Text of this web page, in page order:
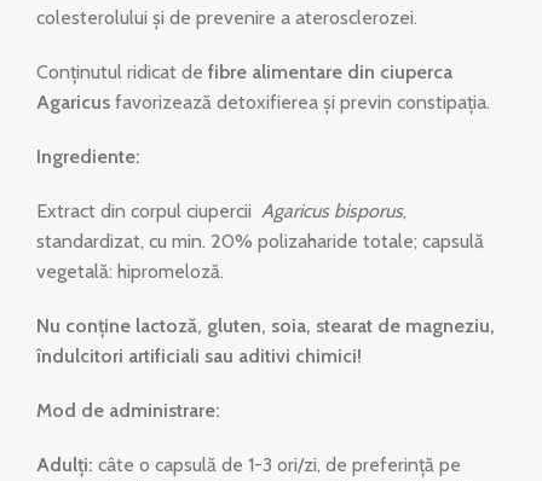
colesterolului și de prevenire a aterosclerozei.
Conținutul ridicat de fibre alimentare din ciuperca
Agaricus favorizează detoxifierea și previn constipația.
Ingrediente:
Extract din corpul ciupercii Agaricus bisporus,
standardizat, cu min. 20% polizaharide totale; capsulă
vegetală: hipromeloză.
Nu conţine lactoză, gluten, soia, stearat de magneziu,
îndulcitori artificiali sau aditivi chimici!
Mod de administrare:
Adulți: câte o capsulă de 1-3 ori/zi, de preferință pe